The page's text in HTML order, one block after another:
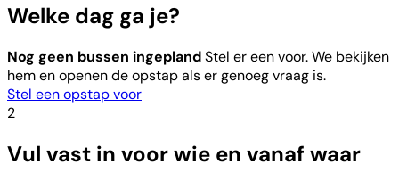
Welke dag ga je?
Nog geen bussen ingeplandStel er een voor. We bekijken
hem en openen de opstap als er genoeg vraag is.
Stel een opstap voor
2
Vul vast in voor wie en vanaf waar